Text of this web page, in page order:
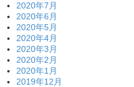
2020年7月
2020年6月
2020年5月
2020年4月
2020年3月
2020年2月
2020年1月
2019年12月